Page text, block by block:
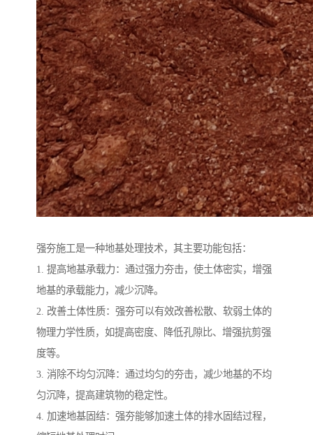
强夯施工是一种地基处理技术，其主要功能包括：
1. 提高地基承载力：通过强力夯击，使土体密实，增强
地基的承载能力，减少沉降。
2. 改善土体性质：强夯可以有效改善松散、软弱土体的
物理力学性质，如提高密度、降低孔隙比、增强抗剪强
度等。
3. 消除不均匀沉降：通过均匀的夯击，减少地基的不均
匀沉降，提高建筑物的稳定性。
4. 加速地基固结：强夯能够加速土体的排水固结过程，